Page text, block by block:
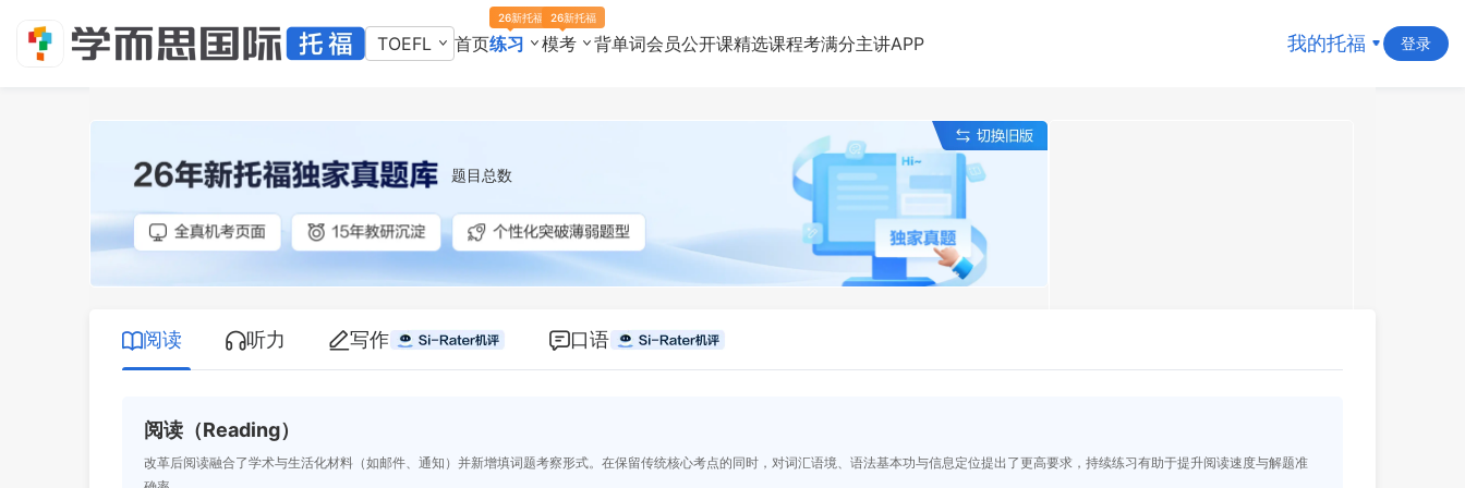
TOEFL 首页
26新托福
练习
26新托福
模考 背单词会员公开课精选课程考满分主讲APP 我的托福 登录
题目总数
阅读 听力 写作 口语
阅读（Reading）
改革后阅读融合了学术与生活化材料（如邮件、通知）并新增填词题考察形式。在保留传统核心考点的同时，对词汇语境、语法基本功与信息定位提出了更高要求，持续练习有助于提升阅读速度与解题准